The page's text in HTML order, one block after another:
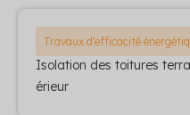
Travaux d'efficacité
Isolation des toitures
érieur